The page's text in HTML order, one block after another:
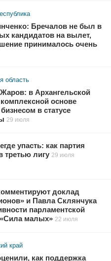
Бречалов не был в
кандидатов на вылет,
принималось очень
область
в Архангельской
основе
в статусе
29 июля
упасть: как партия
третью лигу 29 июля
доклад
и Павла Склянчука
парламентской
малых» 22 июля
край
как поддержка